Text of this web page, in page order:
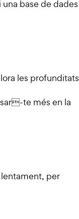
base de dades
les profunditats
te més en la
per